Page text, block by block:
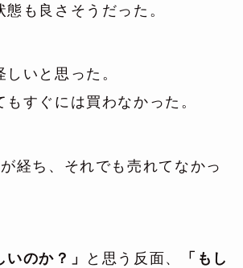
も良さそうだった。
いと思った。
すぐには買わなかった。
経ち、それでも売れてなかっ
いのか？」 と思う反面、
「もし